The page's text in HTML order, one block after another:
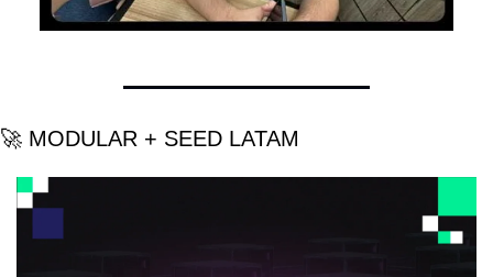
🚀 MODULAR + SEED LATAM